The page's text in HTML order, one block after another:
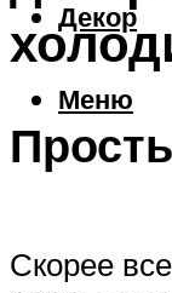
Декор
Меню
Скорее